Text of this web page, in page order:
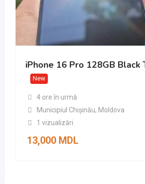
iPhone 16 Pro 128GB Black
New
4 ore în urmă
Municipiul Chișinău, Moldova
1 vizualizări
13,000 MDL